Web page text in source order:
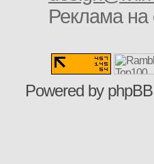
Реклама на
Powered by phpBB